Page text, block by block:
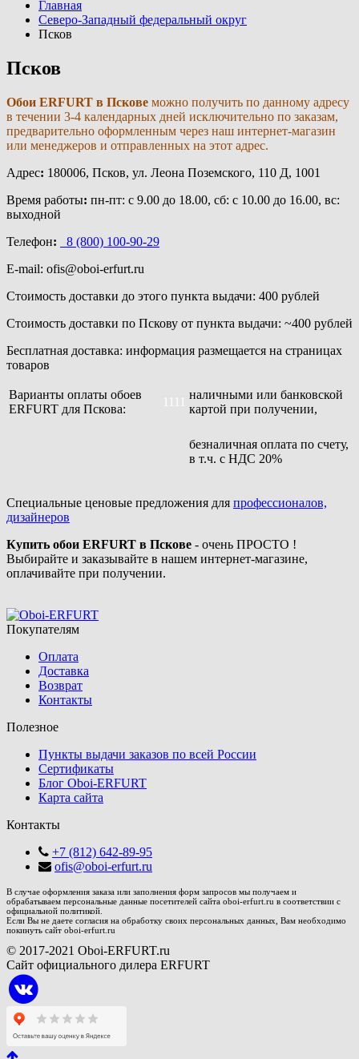
Главная
Северо-Западный федеральный округ
Псков
Псков
Обои ERFURT в Пскове можно получить по данному адресу
в течении 3-4 календарных дней исключительно по заказам,
предварительно оформленным через наш интернет-магазин
или менеджеров и отправленных на этот адрес.
Адрес: 180006, Псков, ул. Леона Поземского, 110 Д, 1001
Время работы: пн-пт: с 9.00 до 18.00, сб: с 10.00 до 16.00, вс:
выходной
Телефон:
8 (800) 100-90-29
E-mail: ofis@oboi-erfurt.ru
Стоимость доставки до этого пункта выдачи: 400 рублей
Стоимость доставки по Пскову от пункта выдачи: ~400 рублей
Бесплатная доставка: информация размещается на страницах
товаров
Варианты оплаты обоев
ERFURT для Пскова:
1111
наличными или банковской
картой при получении,
безналичная оплата по счету,
в т.ч. с НДС 20%
Специальные ценовые предложения для профессионалов,
дизайнеров
Купить обои ERFURT в Пскове - очень ПРОСТО !
Выбирайте и заказывайте в нашем интернет-магазине,
оплачивайте при получении.
Покупателям
Оплата
Доставка
Возврат
Контакты
Полезное
Пункты выдачи заказов по всей России
Сертификаты
Блог Oboi-ERFURT
Карта сайта
Контакты
+7 (812) 642-89-95
ofis@oboi-erfurt.ru
В случае оформления заказа или заполнения форм запросов мы получаем и
обрабатываем персональные данные посетителей сайта oboi-erfurt.ru в соответствии с
официальной политикой.
Если Вы не даете согласия на обработку своих персональных данных, Вам необходимо
покинуть сайт oboi-erfurt.ru
© 2017-2021 Oboi-ERFURT.ru
Сайт официального дилера ERFURT